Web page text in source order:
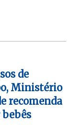
de
Ministério
recomenda